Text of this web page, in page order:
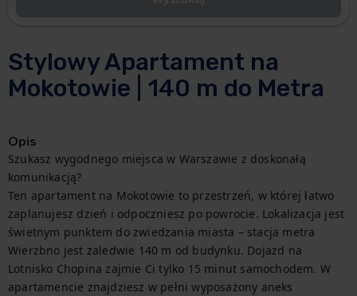
Stylowy Apartament na
Mokotowie | 140 m do Metra
Opis
Szukasz wygodnego miejsca w Warszawie z doskonałą
komunikacją?
Ten apartament na Mokotowie to przestrzeń, w której łatwo
zaplanujesz dzień i odpoczniesz po powrocie. Lokalizacja jest
świetnym punktem do zwiedzania miasta – stacja metra
Wierzbno jest zaledwie 140 m od budynku. Dojazd na
Lotnisko Chopina zajmie Ci tylko 15 minut samochodem. W
apartamencie znajdziesz w pełni wyposażony aneks